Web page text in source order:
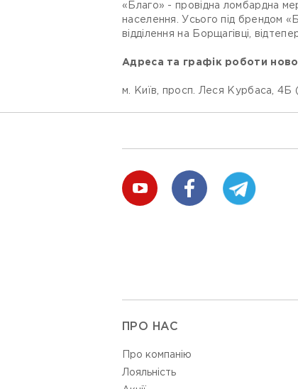
«Благо» - провідна ломбардна
населення. Усього під брендом
відділення на Борщагівці,
Адреса та графік роботи
м. Київ, просп. Леся Курбаса, 4Б
ПРО НАС
Про компанію
Лояльність